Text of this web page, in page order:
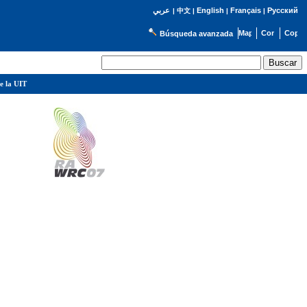
عربي | 中文| English | Français| Русский
Búsqueda avanzada
la UIT